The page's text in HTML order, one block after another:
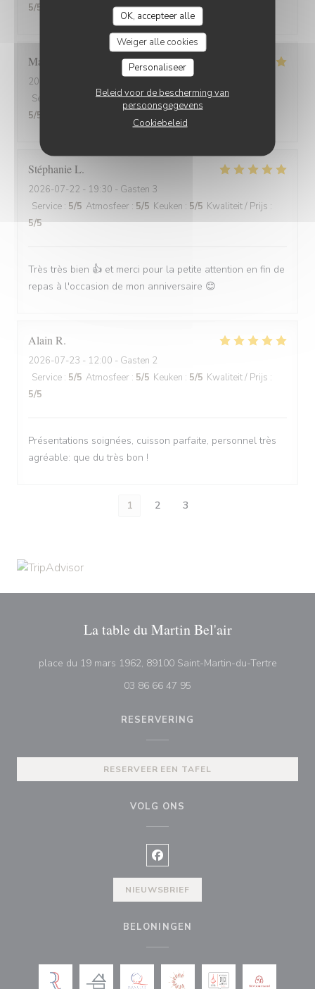
OK, accepteer alle
Weiger alle cookies
Personaliseer
Beleid voor de bescherming van
persoonsgegevens
Cookiebeleid
5/5
Marion
2026-07-30
Service
Atmosfeer:5/5 Keuken:5/5 Kwaliteit / Prijs
5/5
StéphanieL
2026-07-22 - 19:30 - Gasten 3
Service : 5/5 Atmosfeer : 5/5 Keuken : 5/5 Kwaliteit / Prijs :
5/5
Très très bien 👍 et merci pour la petite attention en fin de
repas à l'occasion de mon anniversaire 😊
Alain R
2026-07-23 - 12:00 - Gasten 2
Service : 5/5 Atmosfeer : 5/5 Keuken : 5/5 Kwaliteit / Prijs :
5/5
Présentations soignées, cuisson parfaite, personnel très
agréable: que du très bon !
1 2 3
La table du Martin Bel'air
place du 19 mars 1962, 89100 Saint-Martin-du-Tertre((opent
03 86 66 47 95
RESERVERING
RESERVEER EEN TAFEL
VOLG ONS
Facebook ((opent in een nieuw
NIEUWSBRIEF
BELONINGEN